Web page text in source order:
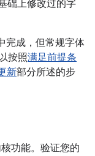
础上修改过的字
完成，但常规字体
按照满足前提条
新部分所述的步
功能。验证您的